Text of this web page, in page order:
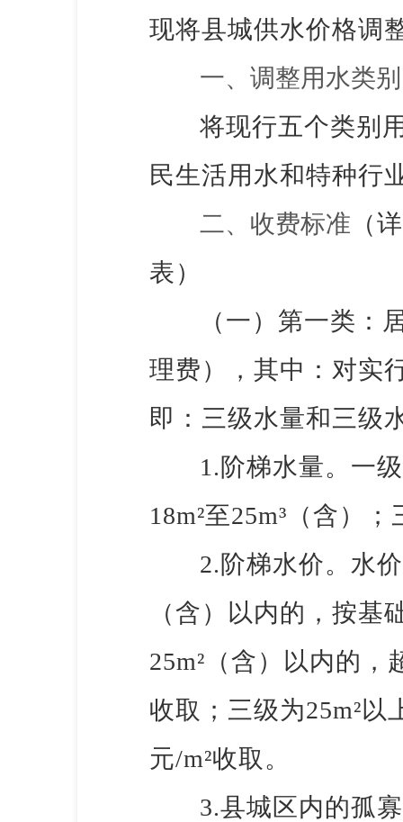
现将县城供水价格调
一、 调整用水类别
将现行五个类别
民生活用水和特种行
二、收费标准 （
表）
（一）第一类：
理费），其中：对实
即：三级水量和三级
1.阶梯水量。一
18m²至25m³（含）
2.阶梯水价。水
（含）以内的，按基
25m²（含）以内的，
收取；三级为25m²
元/m²收取。
3.县城区内的孤